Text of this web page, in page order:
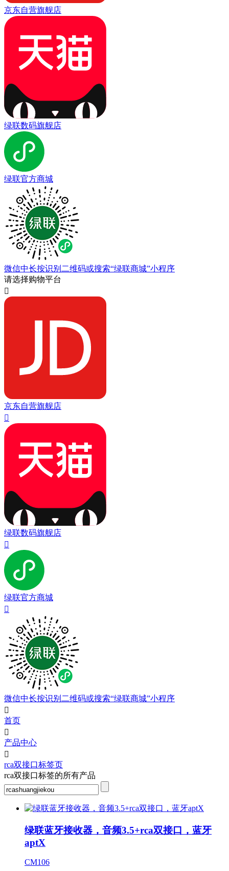
京东自营旗舰店
绿联数码旗舰店
绿联官方商城
微信中长按识别二维码或搜索“绿联商城”小程序
请选择购物平台

京东自营旗舰店

绿联数码旗舰店

绿联官方商城

微信中长按识别二维码或搜索“绿联商城”小程序

首页

产品中心

rca双接口标签页
rca双接口标签的所有产品
绿联蓝牙接收器，音频3.5+rca双接口，蓝牙
aptX
CM106